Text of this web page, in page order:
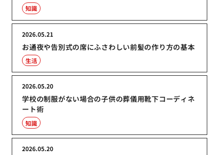
知識
お通夜や告別式の席にふさわしい前髪の作り方の基本
2026.05.21
生活
学校の制服がない場合の子供の葬儀用靴下コーディネ
ート術
2026.05.20
知識
2026.05.20